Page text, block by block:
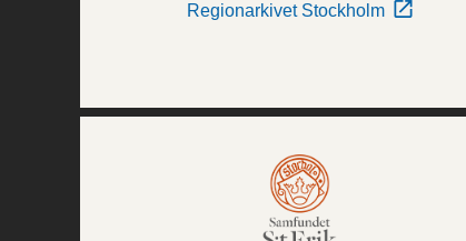
Regionarkivet Stockholm